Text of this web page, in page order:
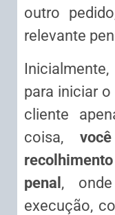
outro
relevante
para iniciar
cliente
coisa,
penal ,
execução,